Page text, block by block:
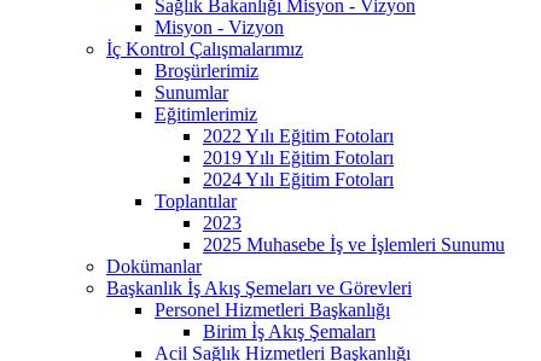
Sağlık Bakanlığı Misyon - Vizyon
Misyon - Vizyon
İç Kontrol Çalışmalarımız
Broşürlerimiz
Sunumlar
Eğitimlerimiz
2022 Yılı Eğitim Fotoları
2019 Yılı Eğitim Fotoları
2024 Yılı Eğitim Fotoları
Toplantılar
2023
2025 Muhasebe İş ve İşlemleri Sunumu
Dokümanlar
Başkanlık İş Akış Şemeları ve Görevleri
Personel Hizmetleri Başkanlığı
Birim İş Akış Şemaları
Acil Sağlık Hizmetleri Başkanlığı